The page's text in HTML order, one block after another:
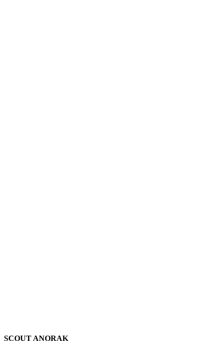
SCOUT ANORAK